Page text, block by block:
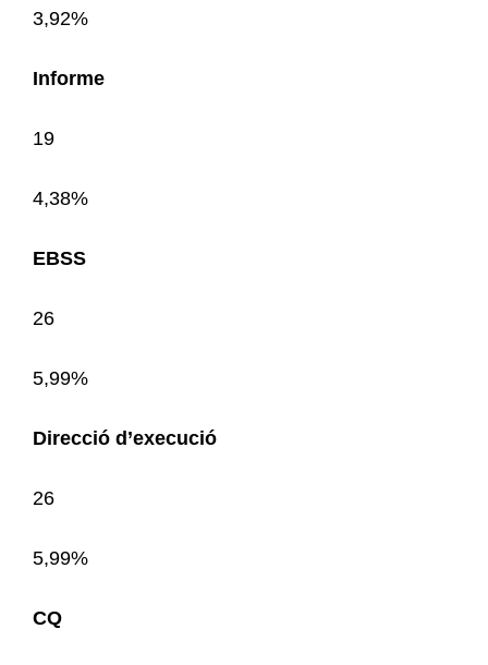
3,92%
Informe
19
4,38%
EBSS
26
5,99%
Direcció d’execució
26
5,99%
CQ